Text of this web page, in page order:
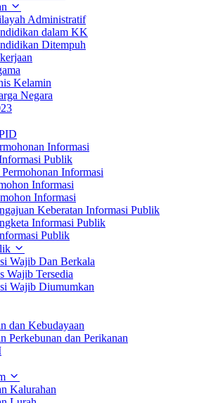
Administratif
dalam KK
Ditempuh
Kelamin
Negara
Informasi
Publik
Informasi
Informasi
Informasi
Keberatan Informasi Publik
Informasi Publik
Publik
Wajib Dan Berkala
Wajib Tersedia
Wajib Diumumkan
dan Kebudayaan
Perkebunan dan Perikanan
Kalurahan